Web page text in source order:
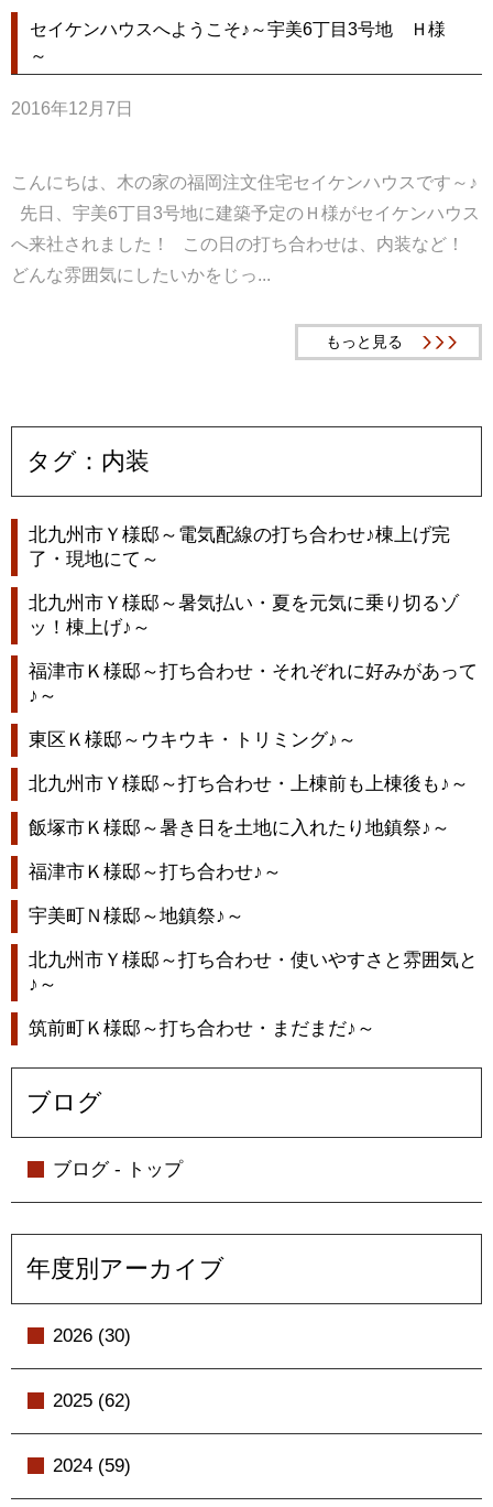
セイケンハウスへようこそ♪～宇美6丁目3号地 Ｈ様
～
2016年12月7日
こんにちは、木の家の福岡注文住宅セイケンハウスです～♪
先日、宇美6丁目3号地に建築予定のＨ様がセイケンハウス
へ来社されました！ この日の打ち合わせは、内装など！
どんな雰囲気にしたいかをじっ...
もっと見る
タグ：内装
北九州市Ｙ様邸～電気配線の打ち合わせ♪棟上げ完
了・現地にて～
北九州市Ｙ様邸～暑気払い・夏を元気に乗り切るゾ
ッ！棟上げ♪～
福津市Ｋ様邸～打ち合わせ・それぞれに好みがあって
♪～
東区Ｋ様邸～ウキウキ・トリミング♪～
北九州市Ｙ様邸～打ち合わせ・上棟前も上棟後も♪～
飯塚市Ｋ様邸～暑き日を土地に入れたり地鎮祭♪～
福津市Ｋ様邸～打ち合わせ♪～
宇美町Ｎ様邸～地鎮祭♪～
北九州市Ｙ様邸～打ち合わせ・使いやすさと雰囲気と
♪～
筑前町Ｋ様邸～打ち合わせ・まだまだ♪～
ブログ
ブログ - トップ
年度別アーカイブ
2026 (30)
2025 (62)
2024 (59)